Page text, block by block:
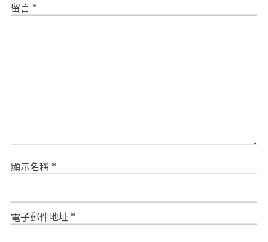
留言 *
顯示名稱 *
電子郵件地址 *